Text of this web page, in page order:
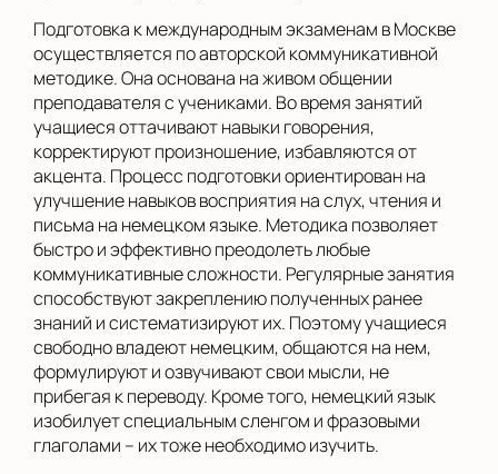
Подготовка к международным экзаменам в Москве
осуществляется по авторской коммуникативной
методике. Она основана на живом общении
преподавателя с учениками. Во время занятий
учащиеся оттачивают навыки говорения,
корректируют произношение, избавляются от
акцента. Процесс подготовки ориентирован на
улучшение навыков восприятия на слух, чтения и
письма на немецком языке. Методика позволяет
быстро и эффективно преодолеть любые
коммуникативные сложности. Регулярные занятия
способствуют закреплению полученных ранее
знаний и систематизируют их. Поэтому учащиеся
свободно владеют немецким, общаются на нем,
формулируют и озвучивают свои мысли, не
прибегая к переводу. Кроме того, немецкий язык
изобилует специальным сленгом и фразовыми
глаголами – их тоже необходимо изучить.